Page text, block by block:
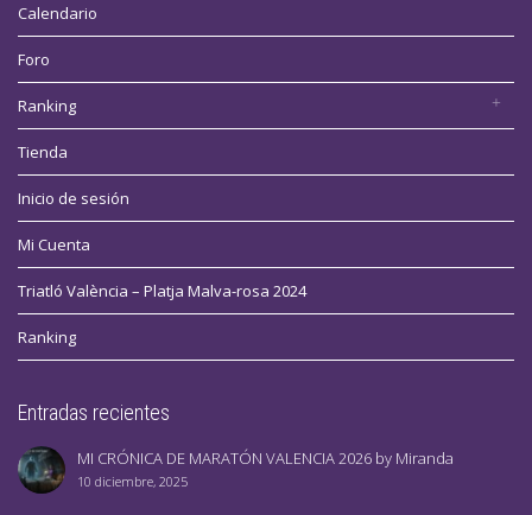
Calendario
Foro
Ranking
Tienda
Inicio de sesión
Mi Cuenta
Triatló València – Platja Malva-rosa 2024
Ranking
Entradas recientes
MI CRÓNICA DE MARATÓN VALENCIA 2026 by Miranda
10 diciembre, 2025